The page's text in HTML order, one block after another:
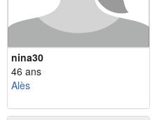
nina30
46 ans
Alès